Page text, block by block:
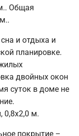
Общая
и отдыха и
планировке.
двойных окон
суток в доме не
м.
покрытие –